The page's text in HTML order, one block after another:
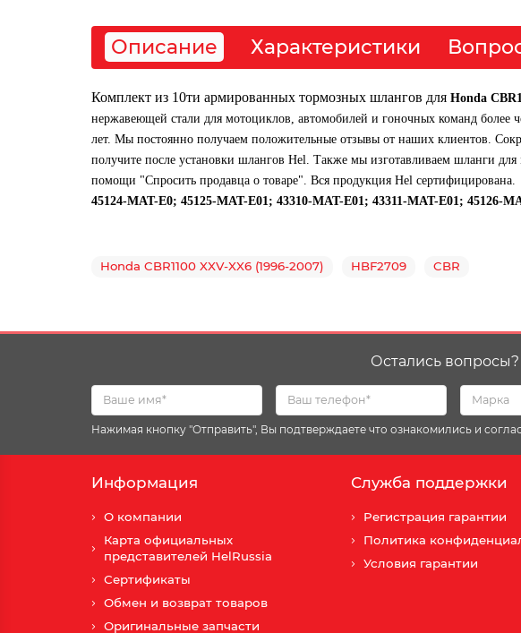
Описание Характеристики
Комплект из 10ти армированных тормозных шлангов для Honda
нержавеющей стали для мотоциклов, автомобилей и гоночных команд
лет. Мы постоянно получаем положительные отзывы от наших клиентов.
получите после установки шлангов Hel. Также мы изготавливаем шланги
помощи "Спросить продавца о товаре". Вся продукция Hel
45124-MAT-E0; 45125-MAT-E01; 43310-MAT-E01; 43311-MAT-E01; 45126-
Honda CBR1100 XXV-XX6 (1996-2007) HBF2709 CBR
Остались
Нажимая кнопку "Отправить", Вы подтверждаете что ознакомились и
Информация
О компании
Карта официальных
представителей HelRussia
Сертификаты
Обмен и возврат товаров
Оригинальные запчасти
Служба поддержки
Регистрация гарантии
Политика
Условия гарантии